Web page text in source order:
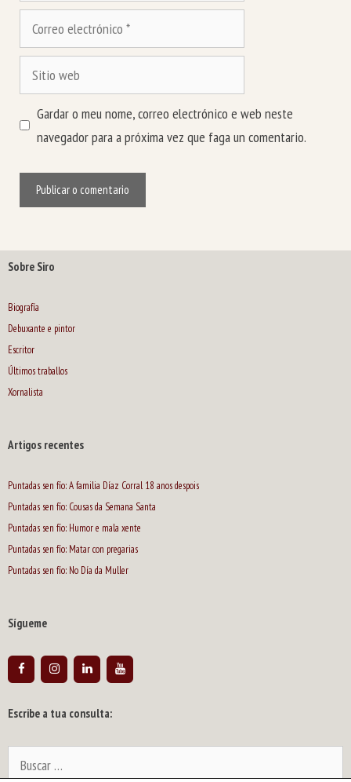
electrónico
web
Gardar o meu nome, correo electrónico e web neste
navegador para a próxima vez que faga un comentario.
Sobre Siro
Biografía
Debuxante e pintor
Escritor
Últimos traballos
Xornalista
Artigos recentes
Puntadas sen fío: A familia Díaz Corral 18 anos despois
Puntadas sen fío: Cousas da Semana Santa
Puntadas sen fío: Humor e mala xente
Puntadas sen fío: Matar con pregarias
Puntadas sen fío: No Día da Muller
Sígueme
Escribe a tua consulta: